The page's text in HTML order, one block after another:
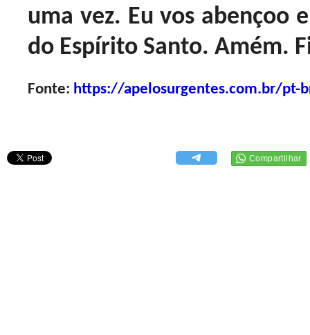
uma vez. Eu vos abençoo
do Espírito Santo. Amém.
Fonte: https://apelosurgentes.com.br/pt-